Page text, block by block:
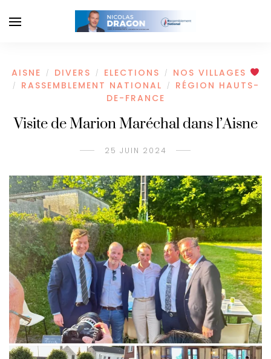
AISNE / DIVERS / ELECTIONS / NOS VILLAGES
/ RASSEMBLEMENT NATIONAL /
RÉGION HAUTS-
DE-FRANCE
Visite de Marion Maréchal dans l’Aisne
25 JUIN 2024